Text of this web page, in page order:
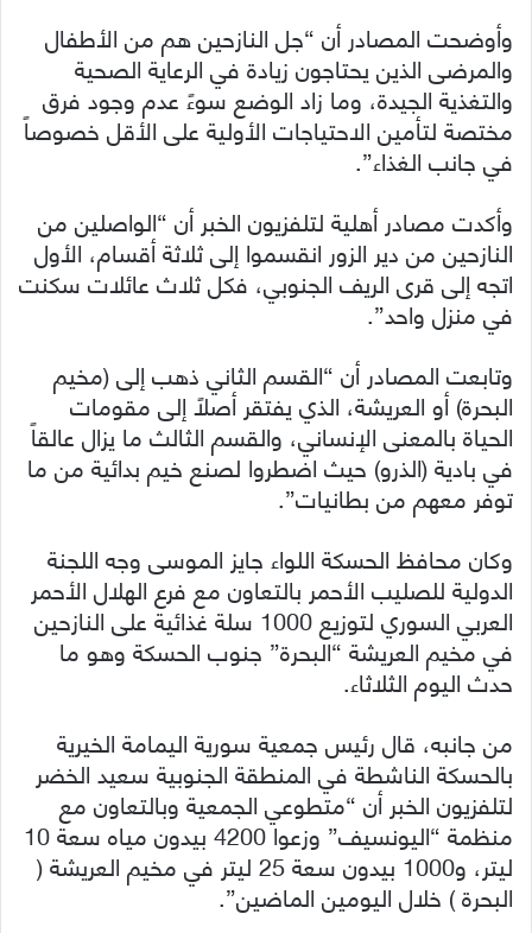
وأوضحت المصادر أن “جل النازحين هم من الأطفال
والمرضى الذين يحتاجون زيادة في الرعاية الصحية
والتغذية الجيدة، وما زاد الوضع سوءً عدم وجود فرق
مختصة لتأمين الاحتياجات الأولية على الأقل خصوصاً
في جانب الغذاء”.
وأكدت مصادر أهلية لتلفزيون الخبر أن “الواصلين من
النازحين من دير الزور انقسموا إلى ثلاثة أقسام، الأول
اتجه إلى قرى الريف الجنوبي، فكل ثلاث عائلات سكنت
في منزل واحد”.
وتابعت المصادر أن “القسم الثاني ذهب إلى (مخيم
البحرة) أو العريشة، الذي يفتقر أصلاً إلى مقومات
الحياة بالمعنى الإنساني، والقسم الثالث ما يزال عالقاً
في بادية (الذرو) حيث اضطروا لصنع خيم بدائية من ما
توفر معهم من بطانيات”.
وكان محافظ الحسكة اللواء جايز الموسى وجه اللجنة
الدولية للصليب الأحمر بالتعاون مع فرع الهلال الأحمر
العربي السوري لتوزيع 1000 سلة غذائية على النازحين
في مخيم العريشة “البحرة” جنوب الحسكة وهو ما
حدث اليوم الثلاثاء.
من جانبه، قال رئيس جمعية سورية اليمامة الخيرية
بالحسكة الناشطة في المنطقة الجنوبية سعيد الخضر
لتلفزيون الخبر أن “متطوعي الجمعية وبالتعاون مع
منظمة “اليونسيف” وزعوا 4200 بيدون مياه سعة 10
ليتر، و1000 بيدون سعة 25 ليتر في مخيم العريشة (
البحرة ) خلال اليومين الماضين”.